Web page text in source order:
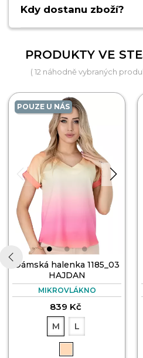
Kdy dostanu zboží?
PRODUKTY VE
( 12 náhodně vybraných
POUZE U NÁS
Dámská halenka 1185_03
HAJDAN
MIKROVLÁKNO
839 Kč
M L